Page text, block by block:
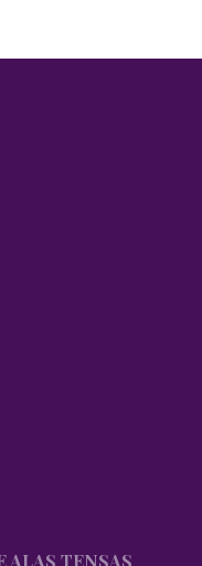
ALAS TENSAS